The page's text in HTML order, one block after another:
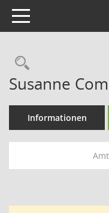
Toggle navigation
Susanne
Informationen